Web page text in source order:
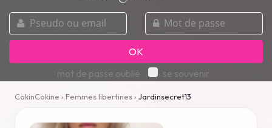
pseudo
ou
email
mot
de
passe
OK
mot de passe oublié
se souvenir
CokinCokine › Femmes libertines› Jardinsecret13